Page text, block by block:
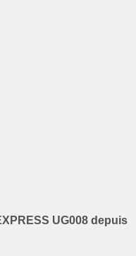
UG008 depuis